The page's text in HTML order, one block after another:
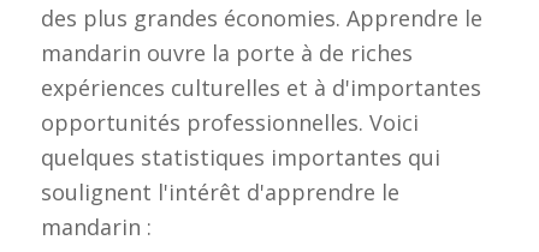
des plus grandes économies. Apprendre le
mandarin ouvre la porte à de riches
expériences culturelles et à d'importantes
opportunités professionnelles. Voici
quelques statistiques importantes qui
soulignent l'intérêt d'apprendre le
mandarin :